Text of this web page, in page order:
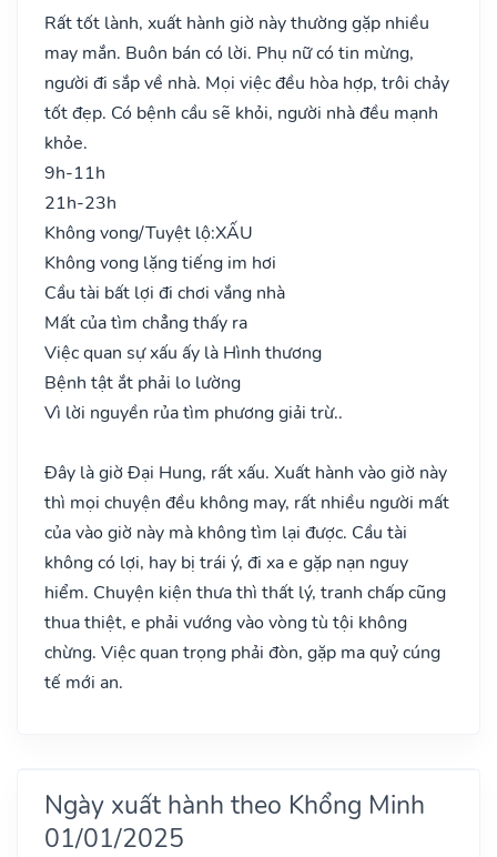
Rất tốt lành, xuất hành giờ này thường gặp nhiều
may mắn. Buôn bán có lời. Phụ nữ có tin mừng,
người đi sắp về nhà. Mọi việc đều hòa hợp, trôi chảy
tốt đẹp. Có bệnh cầu sẽ khỏi, người nhà đều mạnh
khỏe.
9h-11h
21h-23h
Không vong/Tuyệt lộ:XẤU
Không vong lặng tiếng im hơi
Cầu tài bất lợi đi chơi vắng nhà
Mất của tìm chẳng thấy ra
Việc quan sự xấu ấy là Hình thương
Bệnh tật ắt phải lo lường
Vì lời nguyền rủa tìm phương giải trừ..
Đây là giờ Đại Hung, rất xấu. Xuất hành vào giờ này
thì mọi chuyện đều không may, rất nhiều người mất
của vào giờ này mà không tìm lại được. Cầu tài
không có lợi, hay bị trái ý, đi xa e gặp nạn nguy
hiểm. Chuyện kiện thưa thì thất lý, tranh chấp cũng
thua thiệt, e phải vướng vào vòng tù tội không
chừng. Việc quan trọng phải đòn, gặp ma quỷ cúng
tế mới an.
Ngày xuất hành theo Khổng Minh
01/01/2025